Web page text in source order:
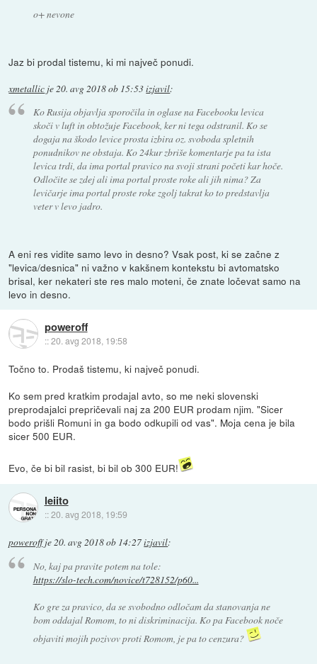
o+ nevone
Jaz bi prodal tistemu, ki mi največ ponudi.
xmetallic je20. avg 2018 ob 15:53izjavil:
Ko Rusija objavlja sporočila in oglase na Facebooku levica
skoči v luft in obtožuje Facebook, ker ni tega odstranil. Ko se
dogaja na škodo levice prosta izbira oz. svoboda spletnih
ponudnikov ne obstaja. Ko 24kur zbriše komentarje pa ta ista
levica trdi, da ima portal pravico na svoji strani početi kar hoče.
Odločite se zdej ali ima portal proste roke ali jih nima? Za
levičarje ima portal proste roke zgolj takrat ko to predstavlja
veter v levo jadro.
A eni res vidite samo levo in desno? Vsak post, ki se začne z
"levica/desnica" ni važno v kakšnem kontekstu bi avtomatsko
brisal, ker nekateri ste res malo moteni, če znate ločevat samo na
levo in desno.
poweroff
::20. avg 2018, 19:58
Točno to. Prodaš tistemu, ki največ ponudi.
Ko sem pred kratkim prodajal avto, so me neki slovenski
preprodajalci prepričevali naj za 200 EUR prodam njim. "Sicer
bodo prišli Romuni in ga bodo odkupili od vas". Moja cena je bila
sicer 500 EUR.
Evo, če bi bil rasist, bi bil ob 300 EUR!
leiito
::20. avg 2018, 19:59
poweroffje20. avg 2018 ob 14:27izjavil:
No, kaj pa pravite potem na tole:
https://slo-tech.com/novice/t728152/p60...
Ko gre za pravico, da se svobodno odločam da stanovanja ne
bom oddajal Romom, to ni diskriminacija. Ko pa Facebook noče
objaviti mojih pozivov proti Romom, je pa to cenzura?